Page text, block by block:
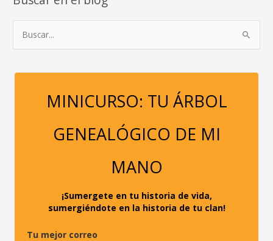
c
MINICURSO: TU ÁRBOL
GENEALÓGICO DE MI
MANO
¡Sumergete en tu historia de vida,
sumergiéndote en la historia de tu clan!
Tu mejor correo